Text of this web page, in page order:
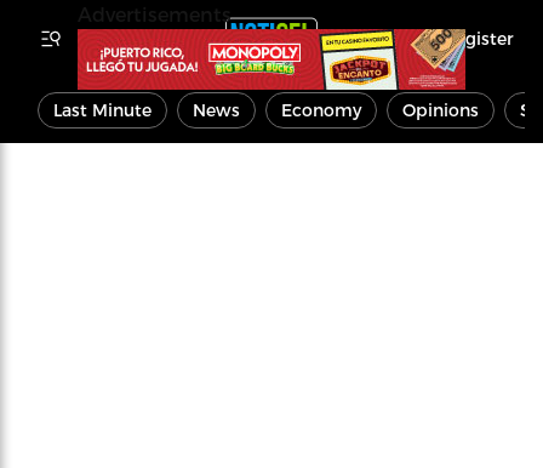
Register
Last Minute News Economy Opinions
Advertisements